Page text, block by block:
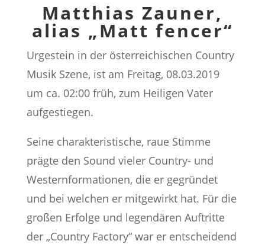
Matthias Zauner,
alias „Matt fencer“
Urgestein in der österreichischen Country
Musik Szene, ist am Freitag, 08.03.2019
um ca. 02:00 früh, zum Heiligen Vater
aufgestiegen.
Seine charakteristische, raue Stimme
prägte den Sound vieler Country- und
Westernformationen, die er gegründet
und bei welchen er mitgewirkt hat. Für die
großen Erfolge und legendären Auftritte
der „Country Factory“ war er entscheidend